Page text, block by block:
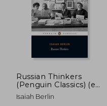
Russian Thinkers
(Penguin Classics) (en
Inglés)
Isaiah Berlin